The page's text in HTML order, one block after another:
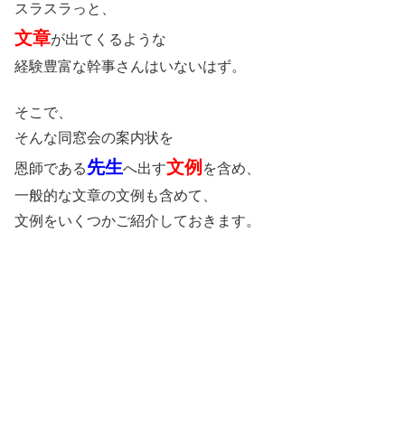
スラスラっと、
文章が出てくるような
経験豊富な幹事さんはいないはず。
そこで、
そんな同窓会の案内状を
恩師である先生へ出す文例 を含め、
一般的な文章の文例も含めて、
文例をいくつかご紹介しておきます。